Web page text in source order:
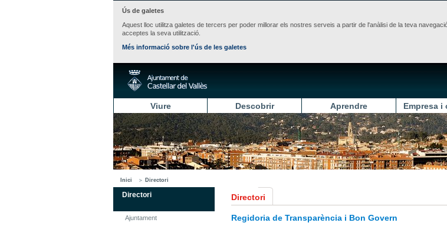
Ús de galetes
Aquest lloc utilitza galetes de tercers per poder millorar els nostres serveis a partir de l'anàlisi de la teva
acceptes la seva utilització.
Més informació sobre l'ús de les galetes
Viure Descobrir Aprendre Empresa i
Inici Directori
Directori
Ajuntament
Directori
Regidoria de Transparència i Bon Govern